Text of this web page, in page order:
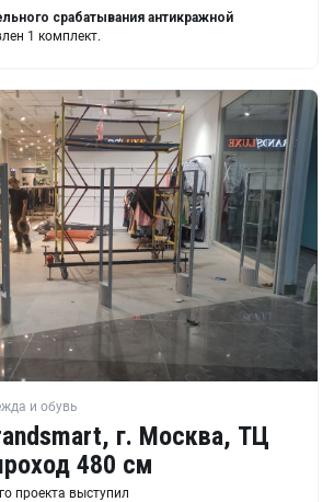
срабатывания антикражной
1 комплект.
и обувь
г. Москва, ТЦ
480 см
проекта выступил